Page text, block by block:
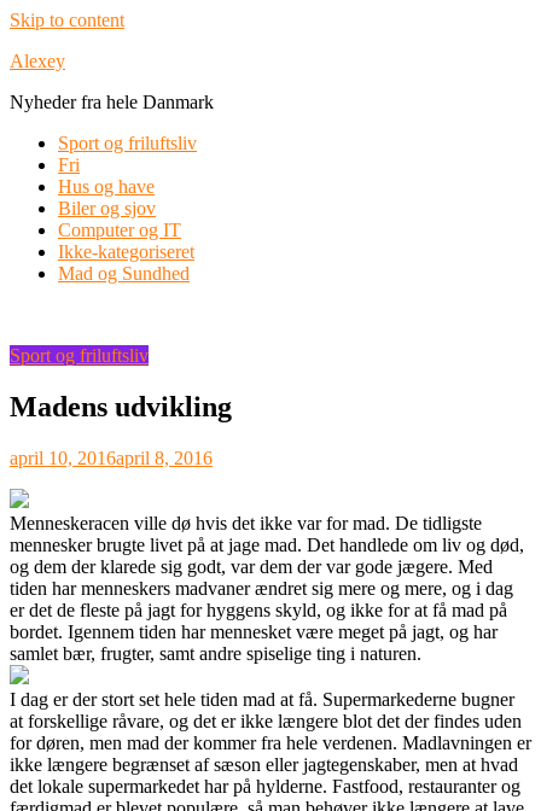
Skip to content
Alexey
Nyheder fra hele Danmark
Sport og friluftsliv
Fri
Hus og have
Biler og sjov
Computer og IT
Ikke-kategoriseret
Mad og Sundhed
Sport og friluftsliv
Madens udvikling
april 10, 2016april 8, 2016
Menneskeracen ville dø hvis det ikke var for mad. De tidligste
mennesker brugte livet på at jage mad. Det handlede om liv og død,
og dem der klarede sig godt, var dem der var gode jægere. Med
tiden har menneskers madvaner ændret sig mere og mere, og i dag
er det de fleste på jagt for hyggens skyld, og ikke for at få mad på
bordet. Igennem tiden har mennesket være meget på jagt, og har
samlet bær, frugter, samt andre spiselige ting i naturen.
I dag er der stort set hele tiden mad at få. Supermarkederne bugner
at forskellige råvare, og det er ikke længere blot det der findes uden
for døren, men mad der kommer fra hele verdenen. Madlavningen er
ikke længere begrænset af sæson eller jagtegenskaber, men at hvad
det lokale supermarkedet har på hylderne. Fastfood, restauranter og